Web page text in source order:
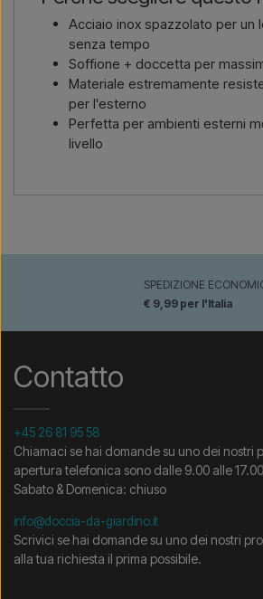
Acciaio inox spazzolato per un
senza tempo
Soffione + doccetta per
Materiale estremamente
per l'esterno
Perfetta per ambienti esterni
livello
SPEDIZIONE
€ 9,99 per l'Italia
Contatto
+45 26 81 95 58
Chiamaci se hai domande su uno dei nostri
apertura telefonica sono dalle 9.00 alle
Sabato & Domenica: chiuso
info@doccia-da-giardino.it
Scrivici se hai domande su uno dei nostri
alla tua richiesta il prima possibile.